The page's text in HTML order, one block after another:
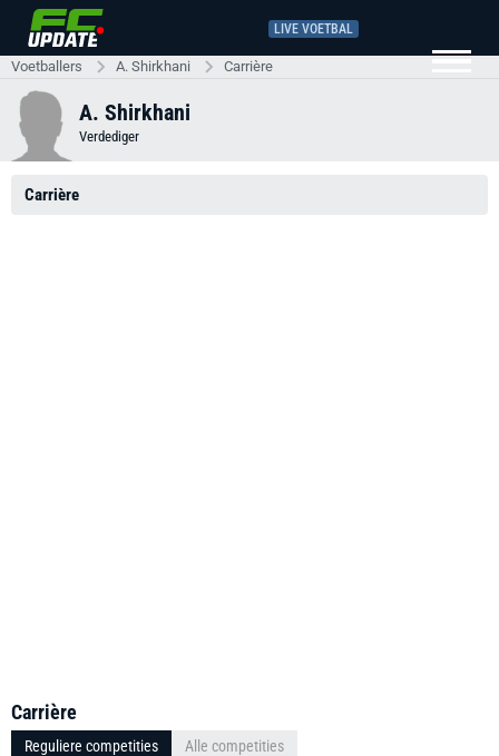
LIVE VOETBAL
Voetballers A. Shirkhani Carrière
A. Shirkhani
Verdediger
Carrière
Carrière
Reguliere competities Alle competities